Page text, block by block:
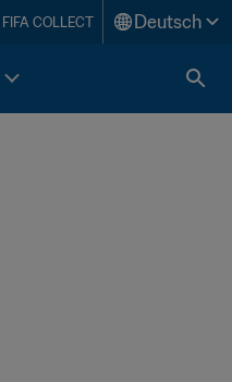
FIFA COLLECT Deutsch